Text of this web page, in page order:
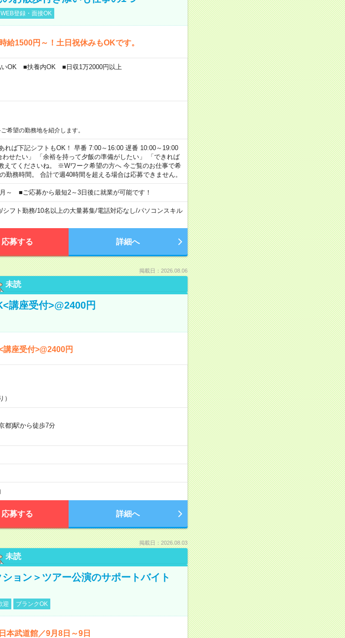
WEB登録・面接OK
1500円～！土日祝休みもOKです。
OK ■扶養内OK ■日収1万2000円以上
望の勤務地を紹介します。
れば下記シフトもOK！ 早番 7:00～16:00 遅番 10:00～19:00
せたい」 「余裕を持って夕飯の準備がしたい」 「できれば
えてくださいね。 ※Wワーク希望の方へ 今ご覧のお仕事で希
勤務時間。 合計で週40時間を超える場合は応募できません。
～ ■ご応募から最短2～3日後に就業が可能です！
/シフト勤務/10名以上の大量募集/電話対応なし/パソコンスキル
応募する 詳細へ
掲載日：2026.08.06
未読
講座受付>@2400円
座受付>@2400円
都)駅から徒歩7分
応募する 詳細へ
掲載日：2026.08.03
未読
ョン＞ツアー公演のサポートバイト
迎 ブランクOK
本武道館／9月8日～9日